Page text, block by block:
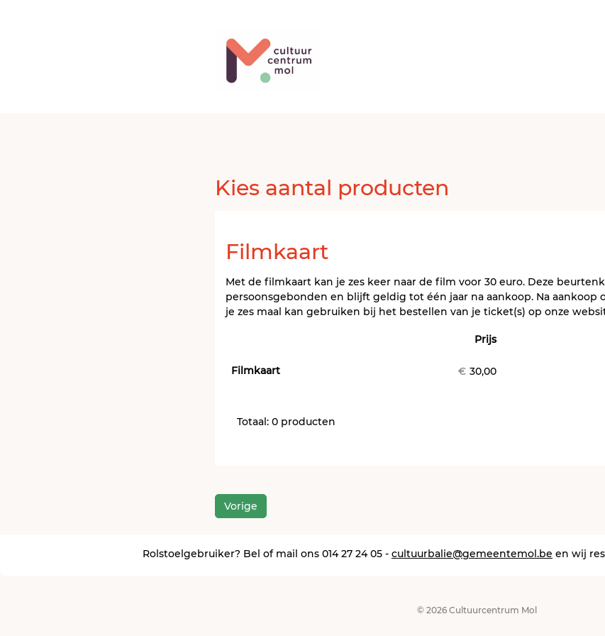
Kies aantal producten
Filmkaart
Met de filmkaart kan je zes keer naar de film voor 30 euro. Deze
persoonsgebonden en blijft geldig tot één jaar na aankoop. Na aankoop
je zes maal kan gebruiken bij het bestellen van je ticket(s) op onze
Prijs
Filmkaart
€ 30,00
Totaal: 0 producten
Vorige
Rolstoelgebruiker? Bel of mail ons 014 27 24 05 - cultuurbalie@gemeentemol.be en wij
© 2026 Cultuurcentrum Mol